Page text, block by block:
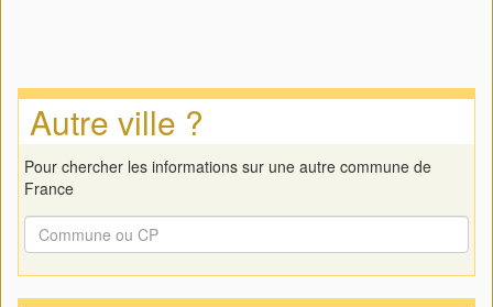
Autre ville ?
Pour chercher les informations sur une autre commune de
France